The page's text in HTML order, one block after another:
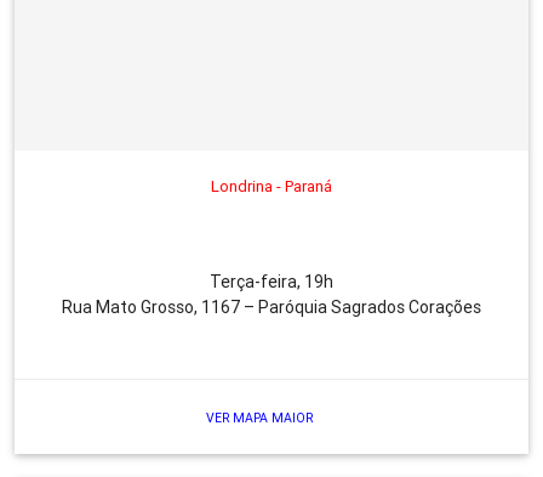
Londrina - Paraná
Terça-feira, 19h
Rua Mato Grosso, 1167 – Paróquia Sagrados Corações
VER MAPA MAIOR